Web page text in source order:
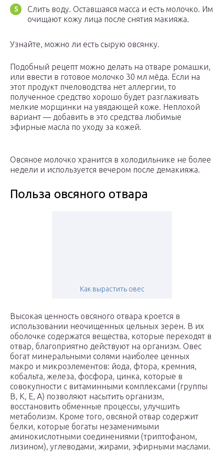
Слить воду. Оставшаяся масса и есть молочко. Им
очищают кожу лица после снятия макияжа.
Узнайте, можно ли есть сырую овсянку.
Подобный рецепт можно делать на отваре ромашки,
или ввести в готовое молочко 30 мл мёда. Если на
этот продукт пчеловодства нет аллергии, то
полученное средство хорошо будет разглаживать
мелкие морщинки на увядающей коже. Неплохой
вариант — добавить в это средства любимые
эфирные масла по уходу за кожей.
Овсяное молочко хранится в холодильнике не более
недели и используется вечером после демакияжа.
Польза овсяного отвара
Как вырастить овес
Высокая ценность овсяного отвара кроется в
использовании неочищенных цельных зерен. В их
оболочке содержатся вещества, которые переходят в
отвар, благоприятно действуют на организм. Овес
богат минеральными солями наиболее ценных
макро и микроэлементов: йода, фтора, кремния,
кобальта, железа, фосфора, цинка, которые в
совокупности с витаминными комплексами (группы
В, К, Е, А) позволяют насытить организм,
восстановить обменные процессы, улучшить
метаболизм. Кроме того, овсяной отвар содержит
белки, которые богаты незаменимыми
аминокислотными соединениями (триптофаном,
лизином), углеводами, жирами, эфирными маслами.